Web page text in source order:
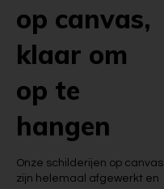
op canvas,
klaar om
op te
hangen
Onze schilderijen op canvas
zijn helemaal afgewerkt en